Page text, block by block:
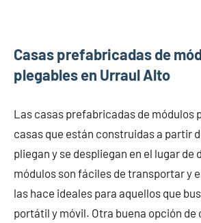
Casas prefabricadas de
plegables en Urraul Alto
Las casas prefabricadas de módulos
casas que están construidas a partir
pliegan y se despliegan en el lugar de
módulos son fáciles de transportar y
las hace ideales para aquellos que
portátil y móvil. Otra buena opción de